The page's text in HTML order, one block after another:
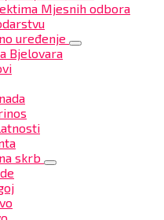
Mjesnih odbora
uređenje
Bjelovara
skrb